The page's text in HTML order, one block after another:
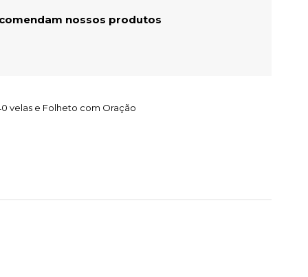
nossos produtos
velas e Folheto com Oração